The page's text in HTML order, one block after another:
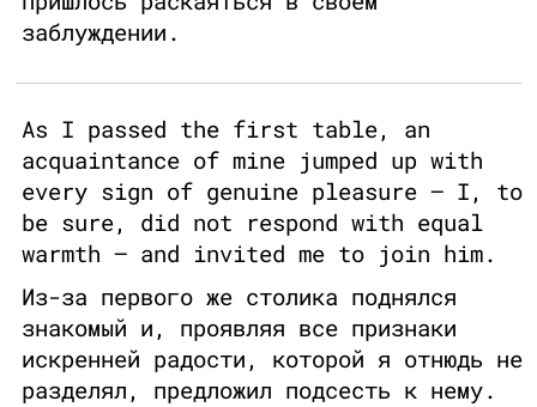
заблуждении.
As I passed the first table, an
acquaintance of mine jumped up with
every sign of genuine pleasure — I, to
be sure, did not respond with equal
warmth — and invited me to join him.
Из-за первого же столика поднялся
знакомый и, проявляя все признаки
искренней радости, которой я отнюдь не
разделял, предложил подсесть к нему.